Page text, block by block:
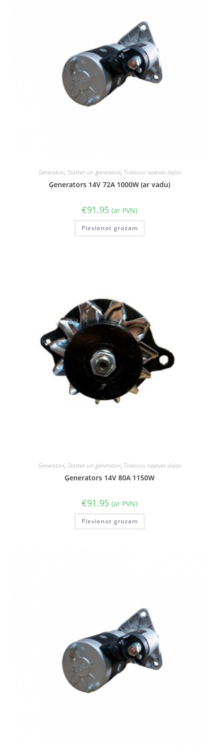
Ģeneratori, Starteri un ģeneratori, Traktoru rezerves daļas
Ģenerators 14V 72A 1000W (ar vadu)
€91.95 (ar PVN)
Pievienot grozam
Ģeneratori, Starteri un ģeneratori, Traktoru rezerves daļas
Ģenerators 14V 80A 1150W
€91.95 (ar PVN)
Pievienot grozam